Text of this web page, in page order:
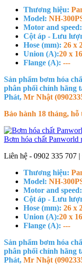
Thương hiệu:
Model: NH-
Motor and speed:
Cột áp - Lưu
Hose (mm): 26 x
Union (A):20 x 16
Flange (A): ---
Sản phẩm bơm hóa
phân phối chính hãng
Phát, Mr Nhật
Bảo hành 18 tháng,
Bơm hóa chất
Liên hệ - 0902 335 707
Thương hiệu:
Model: NH-
Motor and speed:
Cột áp - Lưu
Hose (mm): 26 x
Union (A):20 x 16
Flange (A): ---
Sản phẩm bơm hóa
phân phối chính hãng
Phát, Mr Nhật